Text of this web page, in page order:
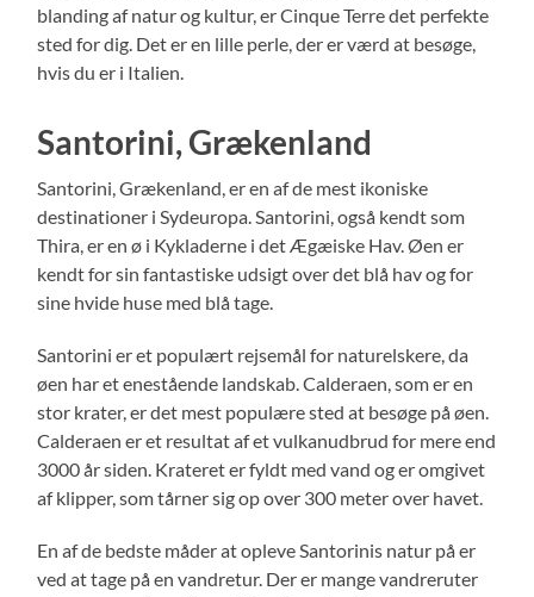
blanding af natur og kultur, er Cinque Terre det perfekte
sted for dig. Det er en lille perle, der er værd at besøge,
hvis du er i Italien.
Santorini, Grækenland
Santorini, Grækenland, er en af de mest ikoniske
destinationer i Sydeuropa. Santorini, også kendt som
Thira, er en ø i Kykladerne i det Ægæiske Hav. Øen er
kendt for sin fantastiske udsigt over det blå hav og for
sine hvide huse med blå tage.
Santorini er et populært rejsemål for naturelskere, da
øen har et enestående landskab. Calderaen, som er en
stor krater, er det mest populære sted at besøge på øen.
Calderaen er et resultat af et vulkanudbrud for mere end
3000 år siden. Krateret er fyldt med vand og er omgivet
af klipper, som tårner sig op over 300 meter over havet.
En af de bedste måder at opleve Santorinis natur på er
ved at tage på en vandretur. Der er mange vandreruter